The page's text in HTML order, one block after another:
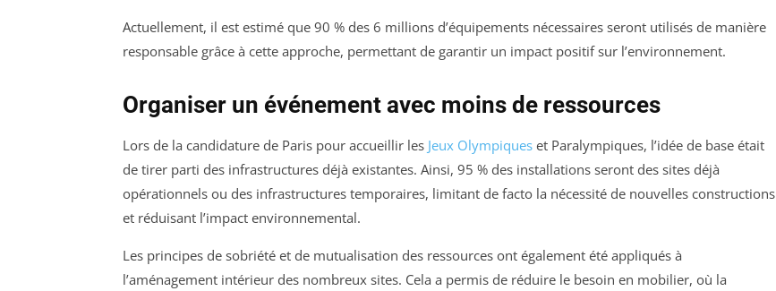
Actuellement, il est estimé que 90 % des 6 millions d’équipements nécessaires seront utilisés de manière
responsable grâce à cette approche, permettant de garantir un impact positif sur l’environnement.
Organiser un événement avec moins de ressources
Lors de la candidature de Paris pour accueillir les Jeux Olympiques et Paralympiques, l’idée de base était
de tirer parti des infrastructures déjà existantes. Ainsi, 95 % des installations seront des sites déjà
opérationnels ou des infrastructures temporaires, limitant de facto la nécessité de nouvelles constructions
et réduisant l’impact environnemental.
Les principes de sobriété et de mutualisation des ressources ont également été appliqués à
l’aménagement intérieur des nombreux sites. Cela a permis de réduire le besoin en mobilier, où la